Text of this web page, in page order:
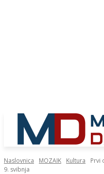
Naslovnica MOZAIK Kultura
Prvi
9. svibnja